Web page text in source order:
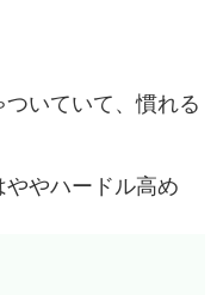
いていて、慣れる
やハードル高め